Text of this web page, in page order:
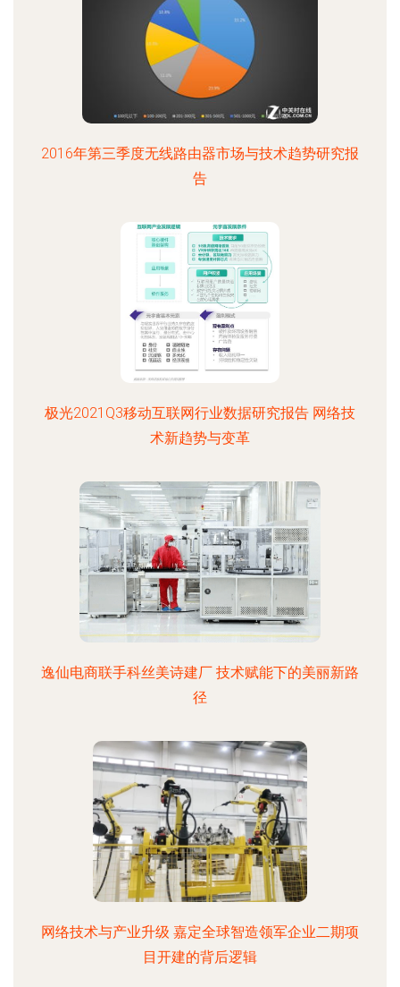
2016年第三季度无线路由器市场与技术趋势研究报
告
极光2021Q3移动互联网行业数据研究报告 网络技
术新趋势与变革
逸仙电商联手科丝美诗建厂 技术赋能下的美丽新路
径
网络技术与产业升级 嘉定全球智造领军企业二期项
目开建的背后逻辑